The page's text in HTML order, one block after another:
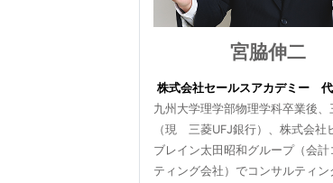
宮脇伸二
株式会社セールスアカデミー
九州大学理学部物理学科卒業後、
（現 三菱UFJ銀行）、株式会社
ブレイン太田昭和グループ（会計
ティング会社）でコンサルティン